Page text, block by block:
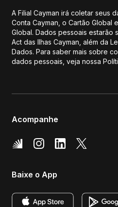
A Filial Cayman irá coletar seus
Conta Cayman, o Cartão Global
Global. Dados pessoais estarão
Act das Ilhas Cayman, além da
Dados. Para saber mais sobre
dados pessoais, veja nossa
Acompanhe
Baixe o App